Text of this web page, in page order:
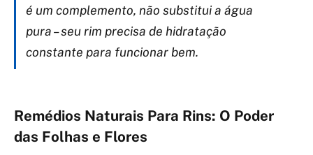
é um complemento, não substitui a água
pura – seu rim precisa de hidratação
constante para funcionar bem.
Remédios Naturais Para Rins: O Poder
das Folhas e Flores